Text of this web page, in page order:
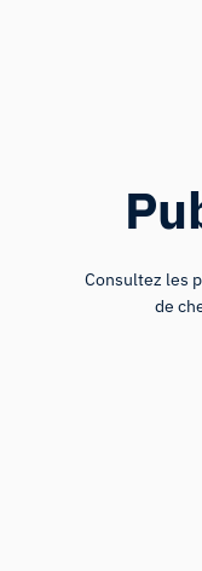
Consultez les
de